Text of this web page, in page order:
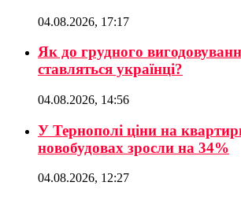
04.08.2026, 17:17
Як до грудного
ставляться українці?
04.08.2026, 14:56
У Тернополі ціни на
новобудовах зросли на 34%
04.08.2026, 12:27